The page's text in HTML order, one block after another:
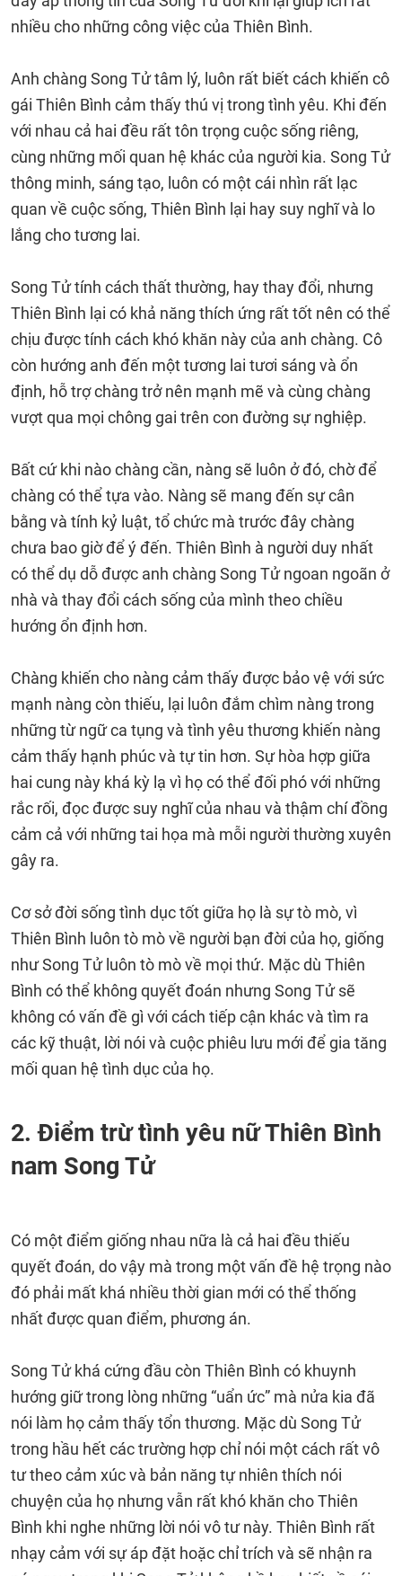
nhiều cho những công việc của Thiên Bình.
Anh chàng Song Tử tâm lý, luôn rất biết cách khiến cô
gái Thiên Bình cảm thấy thú vị trong tình yêu. Khi đến
với nhau cả hai đều rất tôn trọng cuộc sống riêng,
cùng những mối quan hệ khác của người kia. Song Tử
thông minh, sáng tạo, luôn có một cái nhìn rất lạc
quan về cuộc sống, Thiên Bình lại hay suy nghĩ và lo
lắng cho tương lai.
Song Tử tính cách thất thường, hay thay đổi, nhưng
Thiên Bình lại có khả năng thích ứng rất tốt nên có thể
chịu được tính cách khó khăn này của anh chàng. Cô
còn hướng anh đến một tương lai tươi sáng và ổn
định, hỗ trợ chàng trở nên mạnh mẽ và cùng chàng
vượt qua mọi chông gai trên con đường sự nghiệp.
Bất cứ khi nào chàng cần, nàng sẽ luôn ở đó, chờ để
chàng có thể tựa vào. Nàng sẽ mang đến sự cân
bằng và tính kỷ luật, tổ chức mà trước đây chàng
chưa bao giờ để ý đến. Thiên Bình à người duy nhất
có thể dụ dỗ được anh chàng Song Tử ngoan ngoãn ở
nhà và thay đổi cách sống của mình theo chiều
hướng ổn định hơn.
Chàng khiến cho nàng cảm thấy được bảo vệ với sức
mạnh nàng còn thiếu, lại luôn đắm chìm nàng trong
những từ ngữ ca tụng và tình yêu thương khiến nàng
cảm thấy hạnh phúc và tự tin hơn. Sự hòa hợp giữa
hai cung này khá kỳ lạ vì họ có thể đối phó với những
rắc rối, đọc được suy nghĩ của nhau và thậm chí đồng
cảm cả với những tai họa mà mỗi người thường xuyên
gây ra.
Cơ sở đời sống tình dục tốt giữa họ là sự tò mò, vì
Thiên Bình luôn tò mò về người bạn đời của họ, giống
như Song Tử luôn tò mò về mọi thứ. Mặc dù Thiên
Bình có thể không quyết đoán nhưng Song Tử sẽ
không có vấn đề gì với cách tiếp cận khác và tìm ra
các kỹ thuật, lời nói và cuộc phiêu lưu mới để gia tăng
mối quan hệ tình dục của họ.
2. Điểm trừ tình yêu nữ Thiên Bình
nam Song Tử
Có một điểm giống nhau nữa là cả hai đều thiếu
quyết đoán, do vậy mà trong một vấn đề hệ trọng nào
đó phải mất khá nhiều thời gian mới có thể thống
nhất được quan điểm, phương án.
Song Tử khá cứng đầu còn Thiên Bình có khuynh
hướng giữ trong lòng những “uẩn ức” mà nửa kia đã
nói làm họ cảm thấy tổn thương. Mặc dù Song Tử
trong hầu hết các trường hợp chỉ nói một cách rất vô
tư theo cảm xúc và bản năng tự nhiên thích nói
chuyện của họ nhưng vẫn rất khó khăn cho Thiên
Bình khi nghe những lời nói vô tư này. Thiên Bình rất
nhạy cảm với sự áp đặt hoặc chỉ trích và sẽ nhận ra